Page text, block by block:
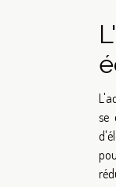
se